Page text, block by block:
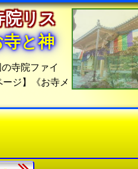
院リス
と神
の寺院ファイ
ジ】《お寺メ